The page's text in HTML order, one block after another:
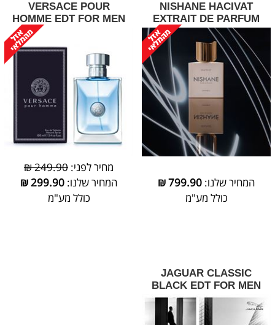
NISHANE HACIVAT
EXTRAIT DE PARFUM
המחיר שלנו: 799.90
₪
כולל מע"מ
VERSACE POUR
HOMME EDT FOR MEN
מחיר לפני: 249.90 ₪
המחיר שלנו: 299.90
₪
כולל מע"מ
JAGUAR CLASSIC
BLACK EDT FOR MEN